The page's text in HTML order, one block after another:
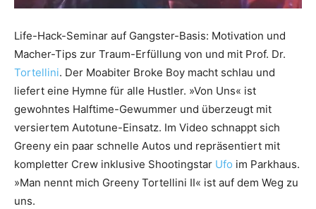
Life-Hack-Seminar auf Gangster-Basis: Motivation und
Macher-Tips zur Traum-Erfüllung von und mit Prof. Dr.
Tortellini. Der Moabiter Broke Boy macht schlau und
liefert eine Hymne für alle Hustler. »Von Uns« ist
gewohntes Halftime-Gewummer und überzeugt mit
versiertem Autotune-Einsatz. Im Video schnappt sich
Greeny ein paar schnelle Autos und repräsentiert mit
kompletter Crew inklusive Shootingstar Ufo im Parkhaus.
»Man nennt mich Greeny Tortellini II« ist auf dem Weg zu
uns.